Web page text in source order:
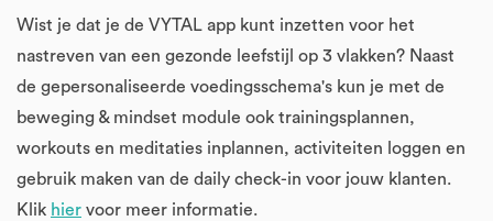
Wist je dat je de VYTAL app kunt inzetten voor het
nastreven van een gezonde leefstijl op 3 vlakken? Naast
de gepersonaliseerde voedingsschema's kun je met de
beweging & mindset module ook trainingsplannen,
workouts en meditaties inplannen, activiteiten loggen en
gebruik maken van de daily check-in voor jouw klanten.
Klik hier voor meer informatie.